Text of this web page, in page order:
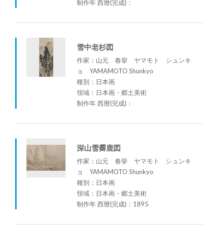
制作年 西暦(完成)：
雪中老杉図
作家：山元 春挙 ヤマモト シュンキ
ョ YAMAMOTO Shunkyo
種別：日本画
領域：日本画・郷土美術
制作年 西暦(完成)：
深山雪霽鹿図
作家：山元 春挙 ヤマモト シュンキ
ョ YAMAMOTO Shunkyo
種別：日本画
領域：日本画・郷土美術
制作年 西暦(完成)：1895